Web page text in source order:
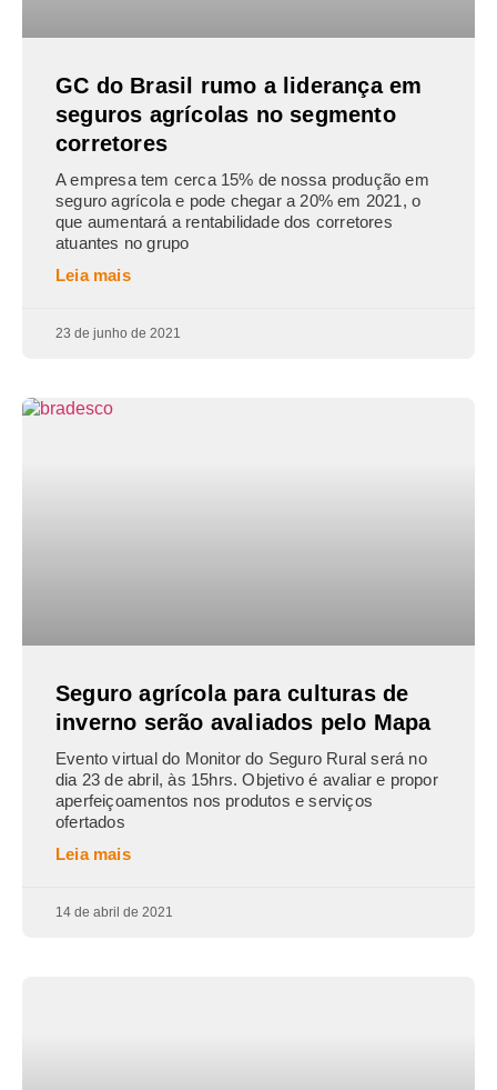
GC do Brasil rumo a liderança em
seguros agrícolas no segmento
corretores
A empresa tem cerca 15% de nossa produção em
seguro agrícola e pode chegar a 20% em 2021, o
que aumentará a rentabilidade dos corretores
atuantes no grupo
Leia mais
23 de junho de 2021
Seguro agrícola para culturas de
inverno serão avaliados pelo Mapa
Evento virtual do Monitor do Seguro Rural será no
dia 23 de abril, às 15hrs. Objetivo é avaliar e propor
aperfeiçoamentos nos produtos e serviços
ofertados
Leia mais
14 de abril de 2021